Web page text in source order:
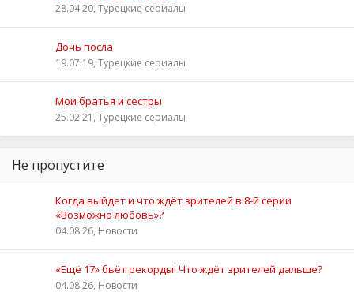
28.04.20, Турецкие сериалы
Дочь посла
19.07.19, Турецкие сериалы
Мои братья и сестры
25.02.21, Турецкие сериалы
Не пропустите
Когда выйдет и что ждёт зрителей в 8-й серии
«Возможно любовь»?
04.08.26, Новости
«Ещё 17» бьёт рекорды! Что ждёт зрителей дальше?
04.08.26, Новости